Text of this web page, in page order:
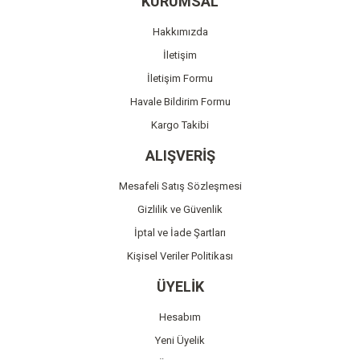
Ürün bilgilerinde hatalar bulunuyor.
Ürün fiyatı diğer sitelerden daha pahalı.
Bu ürüne benzer farklı alternatifler olmalı.
Gönder
Hakkımızda
İletişim
İletişim Formu
Havale Bildirim Formu
Kargo Takibi
ALIŞVERİŞ
Mesafeli Satış Sözleşmesi
Gizlilik ve Güvenlik
İptal ve İade Şartları
Kişisel Veriler Politikası
ÜYELİK
Hesabım
Yeni Üyelik